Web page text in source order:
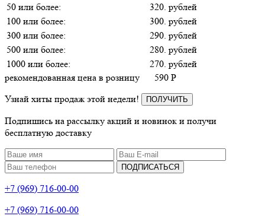
50 или более:
320. рублей
100 или более:
300. рублей
300 или более:
290. рублей
500 или более:
280. рублей
1000 или более:
270. рублей
рекомендованная цена в розницу
590 P
Узнай хиты продаж этой недели!
ПОЛУЧИТЬ
Подпишись на рассылку акций и новинок и получи
бесплатную доставку
ПОДПИСАТЬСЯ
+7 (969) 716-00-00
+7 (969) 716-00-00